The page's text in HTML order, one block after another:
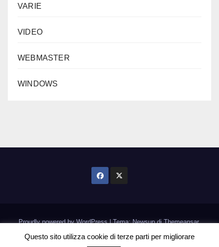
VARIE
VIDEO
WEBMASTER
WINDOWS
Proudly powered by WordPress|Tema: Newsup diThemeansar.
HomeInformativa Cookie
Questo sito utilizza cookie di terze parti per migliorare